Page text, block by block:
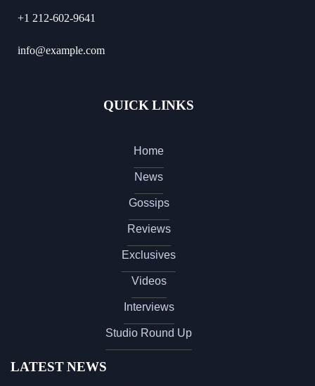
+1 212-602-9641
info@example.com
QUICK LINKS
Home
News
Gossips
Reviews
Exclusives
Videos
Interviews
Studio Round Up
LATEST NEWS